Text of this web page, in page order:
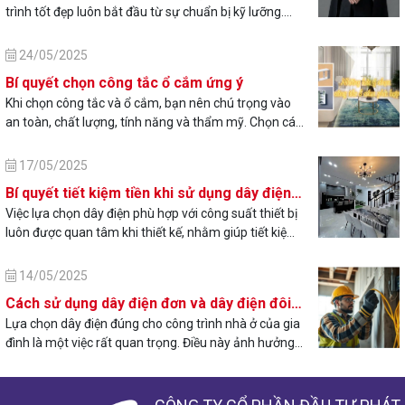
trình tốt đẹp luôn bắt đầu từ sự chuẩn bị kỹ lưỡng.
xây nhà? Bài viết này sẽ giúp bạn nắm rõ 7 bước
ngân sách, chọn vị trí, thiết kế, đến lựa chọn nhà thầu
và pháp lý xây dựng. Dù bạn muốn xây một căn nhà
phố nhỏ hay biệt thự rộng rãi, việc chuẩn bị đúng
rủi ro không đáng có.
24/05/2025
Bí quyết chọn công tắc ổ cắm ứng ý
Khi chọn công tắc và ổ cắm, bạn nên chú trọng vào
an toàn, chất lượng, tính năng và thẩm mỹ. Chọn các
toàn, chịu nhiệt tốt và không gây quá tải. Cần đảm
tính năng chống nước/bụi nếu dùng ở môi trường
đặc biệt
17/05/2025
Bí quyết tiết kiệm tiền khi sử dụng dây điện
phù hợp với thiết bị
Việc lựa chọn dây điện phù hợp với công suất thiết bị
luôn được quan tâm khi thiết kế, nhằm giúp tiết kiệm
đảm bảo an toàn sử dụng. Việc tính toán, lựa chọn
điện, người dùng quan tâm khi đấu nối hệ thống điện
cho các công trình điện từ công nghiệp tới các công
trình dân dụng, nhà hàng, quán coffe…
14/05/2025
Cách sử dụng dây điện đơn và dây điện đôi
khi xây nhà
Lựa chọn dây điện đúng cho công trình nhà ở của gia
đình là một việc rất quan trọng. Điều này ảnh hưởng
độ ổn định khi các thiết bị này hoạt động. Nên đi dây
điện đơn hay đôi là thắc mắc của khá nhiều gia đình